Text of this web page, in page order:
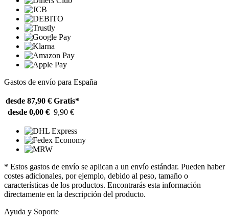
Gastos de envío para España
desde 87,90 € Gratis*
desde 0,00 € 9,90 €
* Estos gastos de envío se aplican a un envío estándar. Pueden haber
costes adicionales, por ejemplo, debido al peso, tamaño o
características de los productos. Encontrarás esta información
directamente en la descripción del producto.
Ayuda y Soporte